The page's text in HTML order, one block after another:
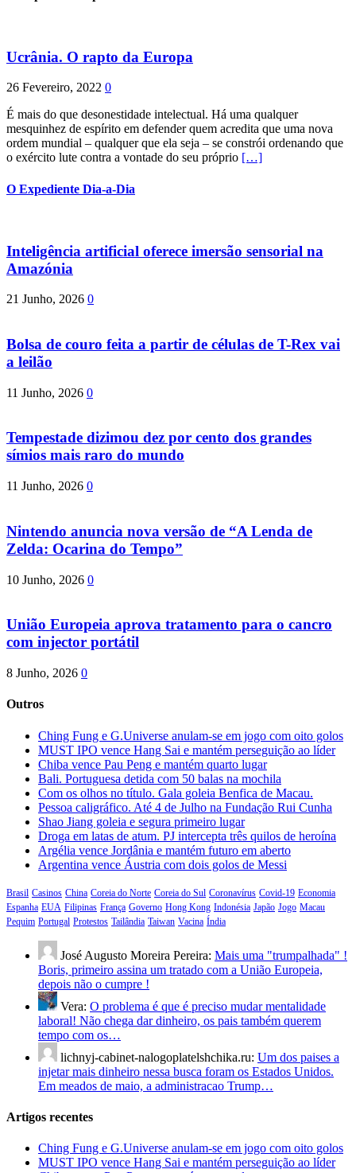
Ucrânia. O rapto da Europa
26 Fevereiro, 2022 0
É mais do que desonestidade intelectual. Há uma qualquer
mesquinhez de espírito em defender quem acredita que uma nova
ordem mundial – qualquer que ela seja – se constrói ordenando que
o exército lute contra a vontade do seu próprio […]
O Expediente Dia-a-Dia
Inteligência artificial oferece imersão sensorial na
Amazónia
21 Junho, 2026 0
Bolsa de couro feita a partir de células de T-Rex vai
a leilão
11 Junho, 2026 0
Tempestade dizimou dez por cento dos grandes
símios mais raro do mundo
11 Junho, 2026 0
Nintendo anuncia nova versão de “A Lenda de
Zelda: Ocarina do Tempo”
10 Junho, 2026 0
União Europeia aprova tratamento para o cancro
com injector portátil
8 Junho, 2026 0
Outros
Ching Fung e G.Universe anulam-se em jogo com oito golos
MUST IPO vence Hang Sai e mantém perseguição ao líder
Chiba vence Pau Peng e mantém quarto lugar
Bali. Portuguesa detida com 50 balas na mochila
Com os olhos no título. Gala goleia Benfica de Macau.
Pessoa caligráfico. Até 4 de Julho na Fundação Rui Cunha
Shao Jiang goleia e segura primeiro lugar
Droga em latas de atum. PJ intercepta três quilos de heroína
Argélia vence Jordânia e mantém futuro em aberto
Argentina vence Áustria com dois golos de Messi
Brasil Casinos China Coreia do Norte Coreia do Sul Coronavírus Covid-19 Economia
Espanha EUA Filipinas França Governo Hong Kong Indonésia Japão Jogo Macau
Pequim Portugal Protestos Tailândia Taiwan Vacina Índia
José Augusto Moreira Pereira: Mais uma "trumpalhada" !
Boris, primeiro assina um tratado com a União Europeia,
depois não o cumpre !
Vera: O problema é que é preciso mudar mentalidade
laboral! Não chega dar dinheiro, os pais também querem
tempo com os…
lichnyj-cabinet-nalogoplatelshchika.ru: Um dos paises a
injetar mais dinheiro nessa busca foram os Estados Unidos.
Em meados de maio, a administracao Trump…
Artigos recentes
Ching Fung e G.Universe anulam-se em jogo com oito golos
MUST IPO vence Hang Sai e mantém perseguição ao líder